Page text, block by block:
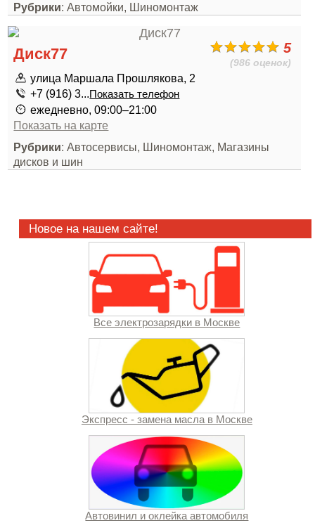
Рубрики: Автомойки, Шиномонтаж
5
(986 оценок)
Диск77
улица Маршала Прошлякова, 2
+7 (916) 3...Показать телефон
ежедневно, 09:00–21:00
Показать на карте
Рубрики: Автосервисы, Шиномонтаж, Магазины
дисков и шин
Новое на нашем сайте!
Все электрозарядки в Москве
Экспресс - замена масла в Москве
Автовинил и оклейка автомобиля